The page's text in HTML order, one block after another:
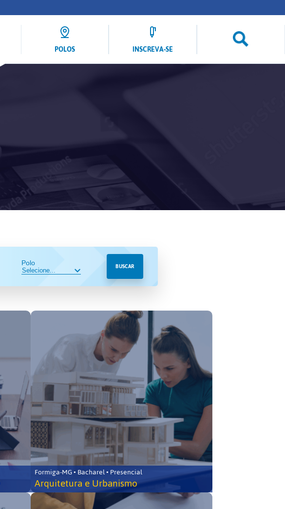
POLOS INSCREVA-SE
Polo BUSCAR
Formiga-MG • Bacharel • Presencial
Arquitetura e Urbanismo